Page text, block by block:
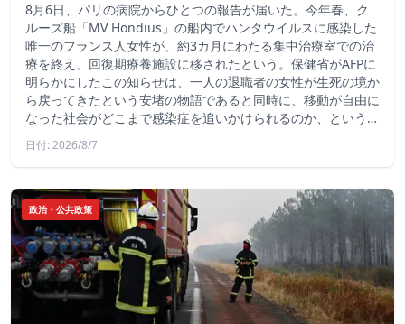
8月6日、パリの病院からひとつの報告が届いた。今年春、ク
ルーズ船「MV Hondius」の船内でハンタウイルスに感染した
唯一のフランス人女性が、約3カ月にわたる集中治療室での治
療を終え、回復期療養施設に移されたという。保健省がAFPに
明らかにしたこの知らせは、一人の退職者の女性が生死の境か
ら戻ってきたという安堵の物語であると同時に、移動が自由に
なった社会がどこまで感染症を追いかけられるのか、という…
日付: 2026/8/7
政治・公共政策